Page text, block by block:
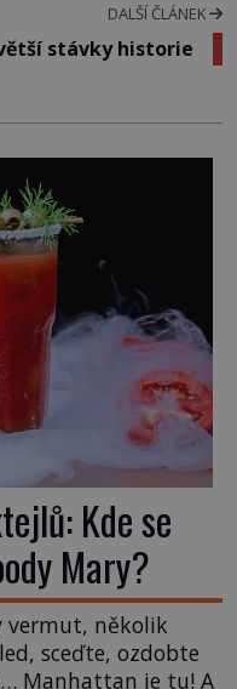
DALŠÍ ČLÁNEK
stávky historie
Kde se
Mary?
vermut, několik
sceďte, ozdobte
Manhattan je tu! A